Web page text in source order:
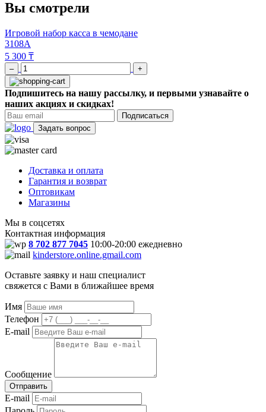
Вы смотрели
Игровой набор касса в чемодане
3108А
5 300 ₸
– +
Подпишитесь на нашу рассылку, и первыми узнавайте о
наших акциях и скидках!
Подписаться
Задать вопрос
Доставка и оплата
Гарантия и возврат
Оптовикам
Магазины
Мы в соцсетях
Контактная информация
8 702 877 7045 10:00-20:00 ежедневно
kinderstore.online.gmail.com
Оставьте заявку и наш специалист
свяжется с Вами в ближайшее время
Имя
Телефон
E-mail
Сообщение
Отправить
E-mail